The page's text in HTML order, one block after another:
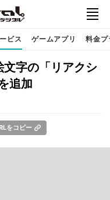
ビス ゲームアプリ 料金プ
字の「リアクシ
追加
をコピー